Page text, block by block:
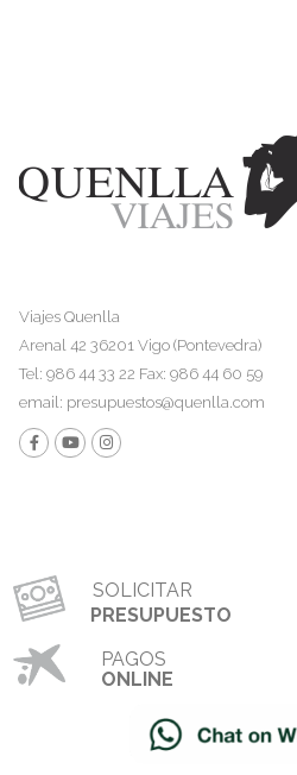
Viajes Quenlla
Arenal 42 36201 Vigo (Pontevedra)
Tel: 986 44 33 22 Fax: 986 44 60 59
email: presupuestos@quenlla.com
SOLICITAR
PRESUPUESTO
PAGOS
ONLINE